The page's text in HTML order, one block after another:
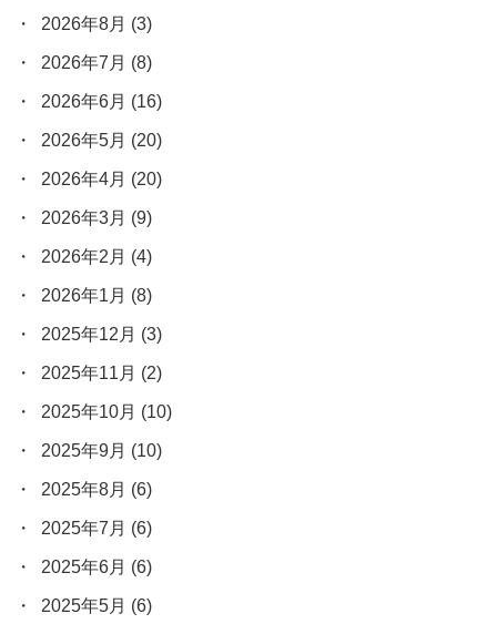
2026年8月 (3)
2026年7月 (8)
2026年6月 (16)
2026年5月 (20)
2026年4月 (20)
2026年3月 (9)
2026年2月 (4)
2026年1月 (8)
2025年12月 (3)
2025年11月 (2)
2025年10月 (10)
2025年9月 (10)
2025年8月 (6)
2025年7月 (6)
2025年6月 (6)
2025年5月 (6)